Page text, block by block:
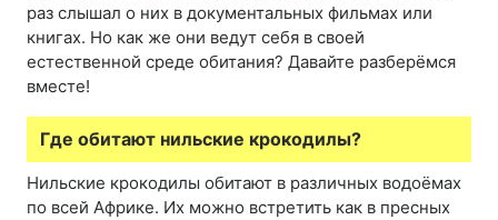
раз слышал о них в документальных фильмах или
книгах. Но как же они ведут себя в своей
естественной среде обитания? Давайте разберёмся
вместе!
Где обитают нильские крокодилы?
Нильские крокодилы обитают в различных водоёмах
по всей Африке. Их можно встретить как в пресных